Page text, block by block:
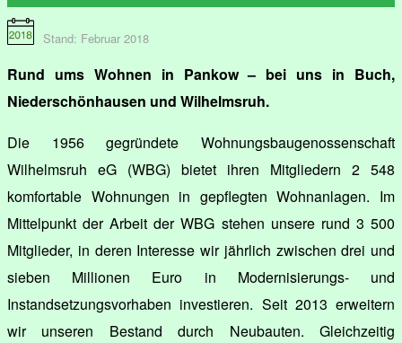
Stand: Februar 2018
Rund ums Wohnen in Pankow – bei uns in Buch,
Niederschönhausen und Wilhelmsruh.
Die 1956 gegründete Wohnungsbaugenossenschaft
Wilhelmsruh eG (WBG) bietet ihren Mitgliedern 2 548
komfortable Wohnungen in gepflegten Wohnanlagen. Im
Mittelpunkt der Arbeit der WBG stehen unsere rund 3 500
Mitglieder, in deren Interesse wir jährlich zwischen drei und
sieben Millionen Euro in Modernisierungs- und
Instandsetzungsvorhaben investieren. Seit 2013 erweitern
wir unseren Bestand durch Neubauten. Gleichzeitig